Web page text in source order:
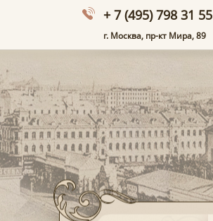
+ 7 (495) 798 31 55
г. Москва, пр-кт Мира, 89